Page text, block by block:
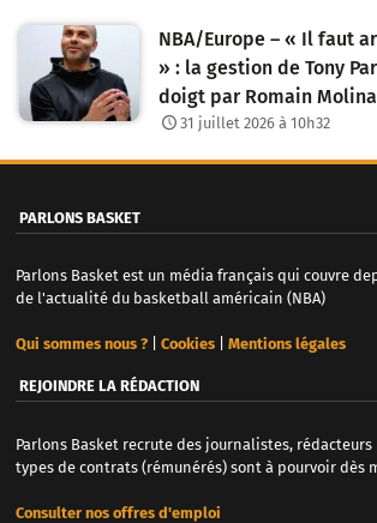
c
s
NBA/Europe – « Il faut
» : la gestion de Tony
doigt par Romain Molina
31 juillet 2026 à 10h32
PARLONS BASKET
Parlons Basket est un média français qui couvre
de l'actualité du basketball américain (NBA)
Qui sommes nous ?| Cookies| Mentions légales
REJOINDRE LA RÉDACTION
Parlons Basket recrute des journalistes, rédacteurs
types de contrats (rémunérés) sont à pourvoir dès
Consulter nos offres d'emploi